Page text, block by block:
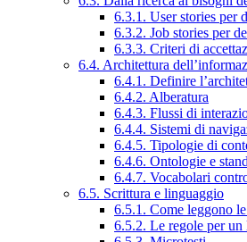
6.3.1. User stories per
6.3.2. Job stories per
6.3.3. Criteri di
6.4. Architettura
6.4.1. Definire
6.4.2. Alberatura
6.4.3. Flussi di
6.4.4. Sistemi di
6.4.5. Tipologie di
6.4.6. Ontologie e
6.4.7. Vocabolari
6.5. Scrittura e linguaggio
6.5.1. Come leggono
6.5.2. Le regole per